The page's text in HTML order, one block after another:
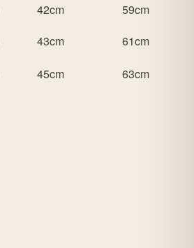
42cm
59cm
43cm 61cm
45cm 63cm